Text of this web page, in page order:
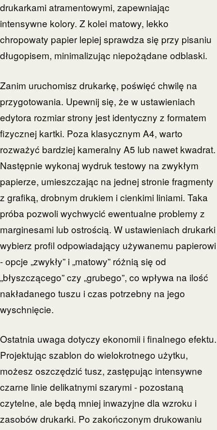
drukarkami atramentowymi, zapewniając
intensywne kolory. Z kolei matowy, lekko
chropowaty papier lepiej sprawdza się przy pisaniu
długopisem, minimalizując niepożądane odblaski.
Zanim uruchomisz drukarkę, poświęć chwilę na
przygotowania. Upewnij się, że w ustawieniach
edytora rozmiar strony jest identyczny z formatem
fizycznej kartki. Poza klasycznym A4, warto
rozważyć bardziej kameralny A5 lub nawet kwadrat.
Następnie wykonaj wydruk testowy na zwykłym
papierze, umieszczając na jednej stronie fragmenty
z grafiką, drobnym drukiem i cienkimi liniami. Taka
próba pozwoli wychwycić ewentualne problemy z
marginesami lub ostrością. W ustawieniach drukarki
wybierz profil odpowiadający używanemu papierowi
- opcje „zwykły” i „matowy” różnią się od
„błyszczącego” czy „grubego”, co wpływa na ilość
nakładanego tuszu i czas potrzebny na jego
wyschnięcie.
Ostatnia uwaga dotyczy ekonomii i finalnego efektu.
Projektując szablon do wielokrotnego użytku,
możesz oszczędzić tusz, zastępując intensywne
czarne linie delikatnymi szarymi - pozostaną
czytelne, ale będą mniej inwazyjne dla wzroku i
zasobów drukarki. Po zakończonym drukowaniu